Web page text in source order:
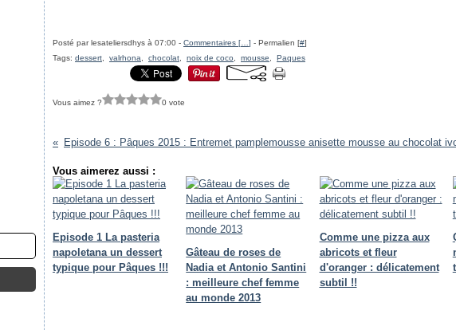
Posté par lesateliersdhys à 07:00 - Commentaires [ ] - Permalien [#]
Tags: dessert valrhona chocolat noix de coco mousse Paques
Vous aimez ? 0 vote
Vous aimerez aussi :
Episode 1 La pasteria
napoletana un dessert
typique pour Pâques !!!
Gâteau de roses de
Nadia et Antonio Santini
: meilleure chef femme
au monde 2013
Comme une pizza aux
abricots et fleur
d'oranger : délicatement
subtil !!